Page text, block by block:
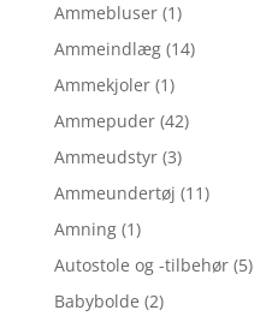
Ammebluser (1)
Ammeindlæg (14)
Ammekjoler (1)
Ammepuder (42)
Ammeudstyr (3)
Ammeundertøj (11)
Amning (1)
Autostole og -tilbehør (5)
Babybolde (2)